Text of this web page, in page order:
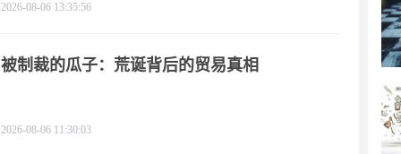
2026-08-06 13:35:56
被制裁的瓜子：荒诞背后的贸易真相
2026-08-06 11:30:03